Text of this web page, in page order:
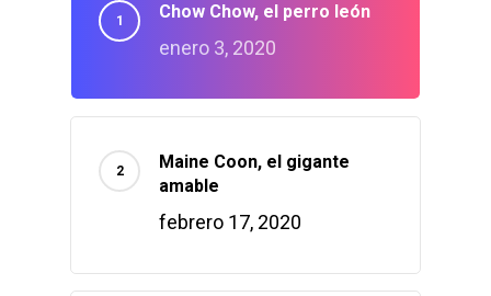
Chow Chow, el perro león
enero 3, 2020
Maine Coon, el gigante
amable
febrero 17, 2020